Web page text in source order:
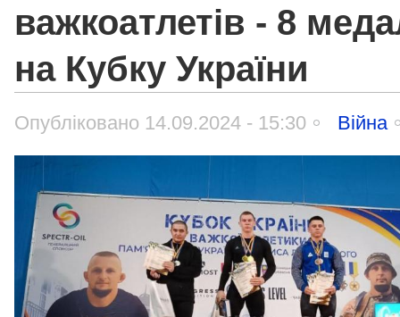
важкоатлетів - 8
на Кубку України
Опубліковано 14.09.2024 - 15:30 Війна